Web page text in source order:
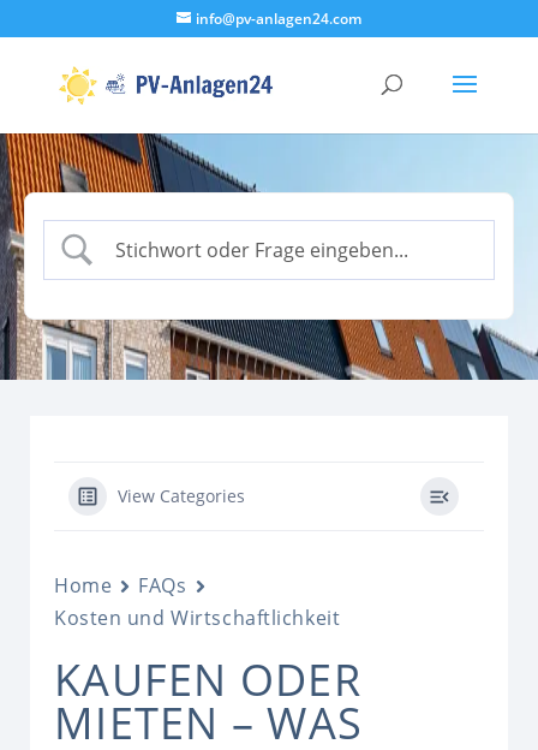
info@pv-anlagen24.com
View Categories
Home
FAQs
Kosten und Wirtschaftlichkeit
KAUFEN ODER
MIETEN – WAS